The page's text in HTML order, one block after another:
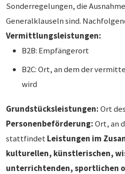
Sonderregelungen, die
Generalklauseln sind.
Vermittlungsleistungen:
B2B: Empfängerort
B2C: Ort, an dem der
wird
Grundstücksleistungen:Ort
Personenbeförderung:Ort, an
stattfindetLeistungen im
kulturellen, künstlerischen,
unterrichtenden, sportlichen